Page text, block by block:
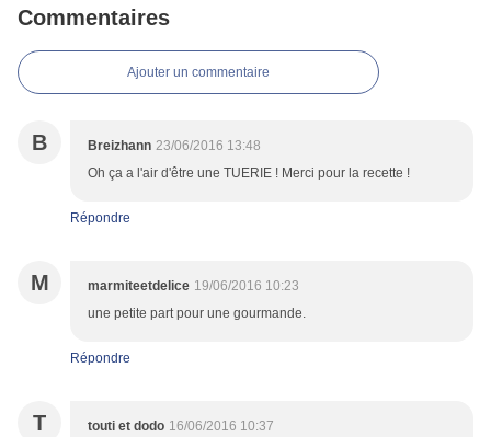
Commentaires
Ajouter un commentaire
B Breizhann 23/06/2016 13:48
Oh ça a l'air d'être une TUERIE ! Merci pour la recette !
Répondre
M marmiteetdelice 19/06/2016 10:23
une petite part pour une gourmande.
Répondre
T touti et dodo 16/06/2016 10:37